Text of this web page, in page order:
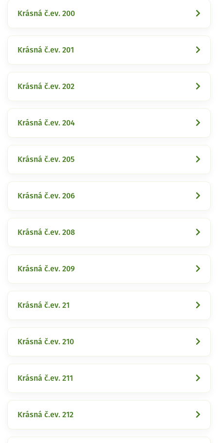
Krásná č.ev. 200
Krásná č.ev. 201
Krásná č.ev. 202
Krásná č.ev. 204
Krásná č.ev. 205
Krásná č.ev. 206
Krásná č.ev. 208
Krásná č.ev. 209
Krásná č.ev. 21
Krásná č.ev. 210
Krásná č.ev. 211
Krásná č.ev. 212